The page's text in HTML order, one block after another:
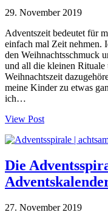
29. November 2019
Adventszeit bedeutet für
einfach mal Zeit nehmen.
den Weihnachtsschmuck
und all die kleinen
Weihnachtszeit
meine Kinder zu etwas
ich…
View Post
Die
27. November 2019